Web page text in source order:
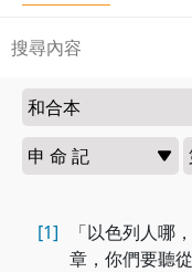
[1]
「以色列人哪
章，你們要聽